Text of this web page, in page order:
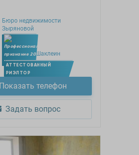
Бюро недвижимости
Зыряновой
Член УПН
Александр Шаклеин
АТТЕСТОВАННЫЙ
РИЭЛТОР
Показать телефон
Задать вопрос